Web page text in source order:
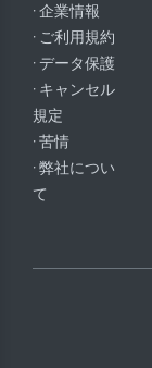
· 企業情報
· ご利用規約
· データ保護
· キャンセル
規定
· 苦情
· 弊社につい
て